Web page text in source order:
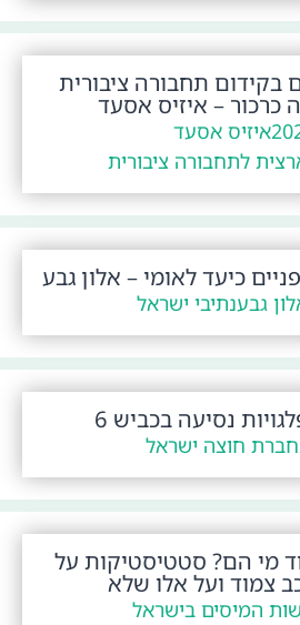
בקידום תחבורה ציבורית
כרכור – איזיס אסעד
איזיס אסעד
לתחבורה ציבורית
כיעד לאומי – אלון גבע
גבענתיבי ישראל
נסיעה בכביש 6
חברת חוצה ישראל
מי הם? סטטיסטיקות על
צמוד ועל אלו שלא
המיסים בישראל